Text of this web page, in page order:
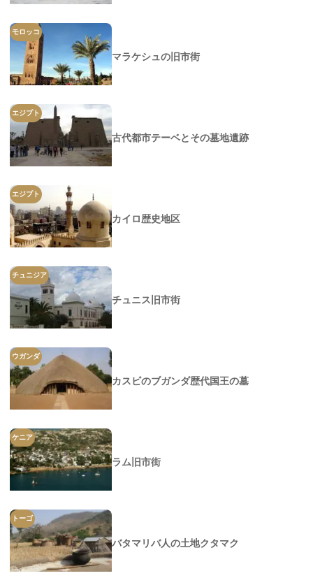
モロッコ
マラケシュの旧市街
エジプト
古代都市テーベとその墓地遺跡
エジプト
カイロ歴史地区
チュニジア
チュニス旧市街
ウガンダ
カスビのブガンダ歴代国王の墓
ケニア
ラム旧市街
トーゴ
バタマリバ人の土地クタマク